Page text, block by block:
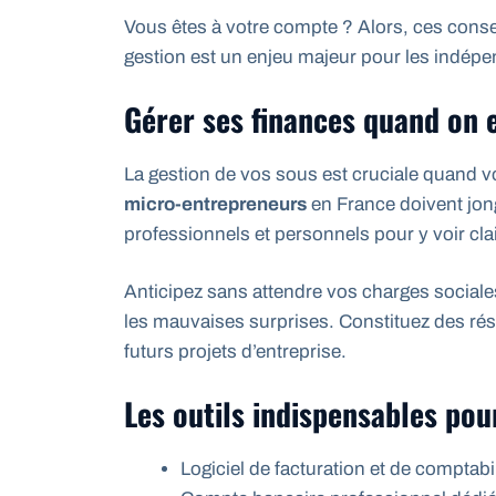
Vous êtes à votre compte ? Alors, ces
gestion est un enjeu majeur pour les
Gérer ses finances quand on
La gestion de vos sous est cruciale quand
micro-entrepreneurs en France doivent
professionnels et personnels pour y voir
Anticipez sans attendre vos charges
les mauvaises surprises. Constituez des
futurs projets d’entreprise.
Les outils indispensables
Logiciel de facturation et de